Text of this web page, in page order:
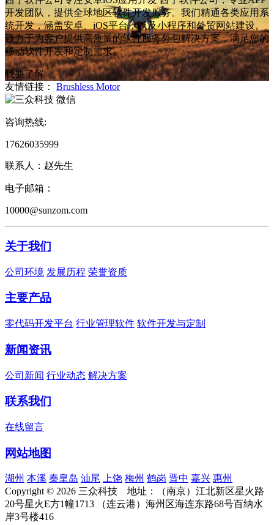
开发团队，提供全球地区软件开发服务。我们精通各类应用系
统开发，涵盖安卓、iOS平台，以及小程序和外贸网站建设。
致力于为客户提供高质量的软件服务外包解决方案，满足您的
移动软件开发和定制需求。
我要了解
友情链接：
Brushless Motor
微信
咨询热线:
17626035999
联系人：赵先生
电子邮箱：
10000@sunzom.com
关于我们
公司环境 发展历程 荣誉资质
主要产品
零代码开发平台 行业管理软件 软件开发与定制
新闻资讯
公司新闻 行业动态 解决方案
联系我们
在线留言
网站地图
湖州 本溪 秦皇岛 汕尾 上饶 梅州 鹤岗 晋中 嘉兴 惠州
Copyright © 2026 三众科技 地址：（南京）江北新区星火路
20号星火E方1幢1713 （连云港）海州区海连东路68号百纳水
岸3号楼416